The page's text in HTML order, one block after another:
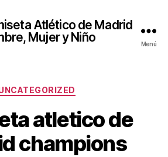
Atlético de Madrid
Mujer y Niño
Menú
Categorías
atletico de
champions